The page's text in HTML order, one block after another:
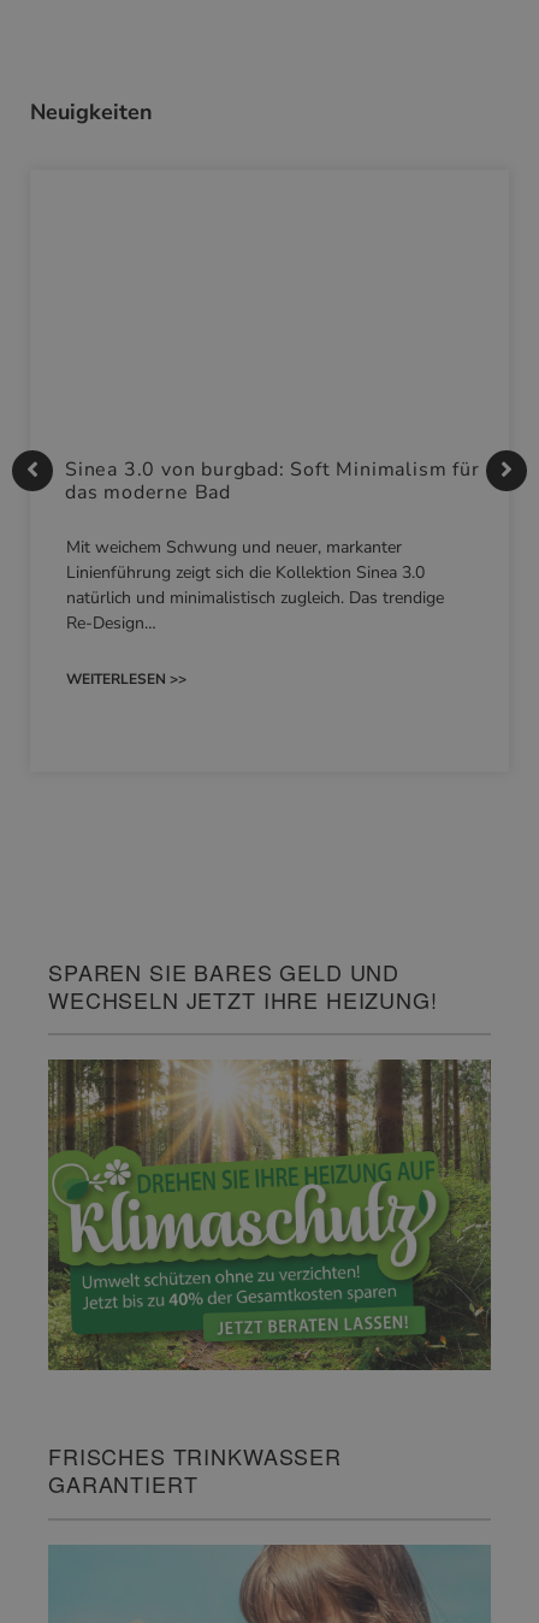
Neuigkeiten
Sinea 3.0 von burgbad: Soft Minimalism für
das moderne Bad
Mit weichem Schwung und neuer, markanter
Linienführung zeigt sich die Kollektion Sinea 3.0
natürlich und minimalistisch zugleich. Das trendige
Re-Design…
WEITERLESEN >>
SPAREN SIE BARES GELD UND
WECHSELN JETZT IHRE HEIZUNG!
FRISCHES TRINKWASSER
GARANTIERT